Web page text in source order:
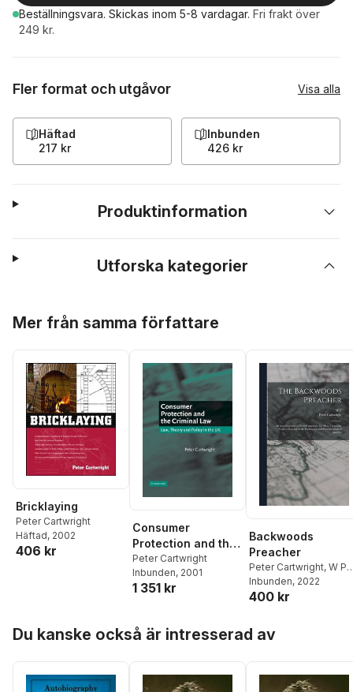
Beställningsvara. Skickas inom 5-8 vardagar. Fri frakt över
249 kr.
Fler format och utgåvor Visa alla
Häftad
217 kr
Inbunden
426 kr
Produktinformation
Utforska kategorier
Mer från samma författare
Bricklaying
Peter Cartwright
Häftad, 2002
406 kr
Consumer
Protection and the
Criminal Law
Peter Cartwright
Inbunden, 2001
1 351 kr
Backwoods
Preacher
Peter Cartwright, W P
1809-1884 Strickland
Inbunden, 2022
400 kr
Du kanske också är intresserad av